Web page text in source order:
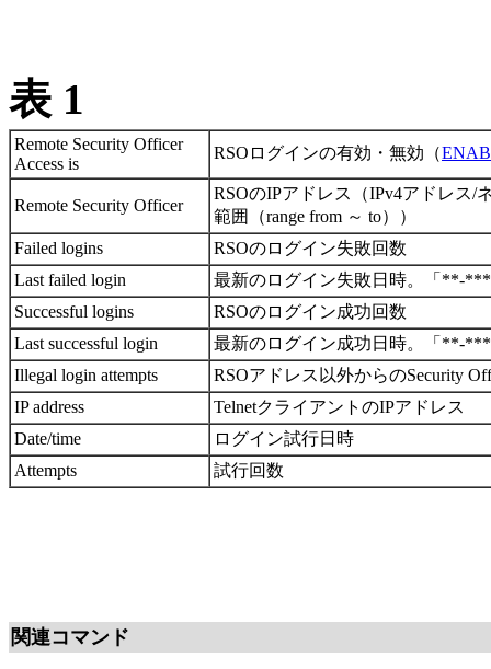
表 1
Remote Security Officer
Access is
RSOログインの有効・無効（
Remote Security Officer
RSOのIPアドレス（IPv4アドレス/
範囲（range from ～ to））
Failed logins
RSOのログイン失敗回数
Last failed login
最新のログイン失敗日時。「**-
Successful logins
RSOのログイン成功回数
Last successful login
最新のログイン成功日時。「**-
Illegal login attempts
RSOアドレス以外からのSecurity
IP address
TelnetクライアントのIPアドレス
Date/time
ログイン試行日時
Attempts
試行回数
関連コマンド